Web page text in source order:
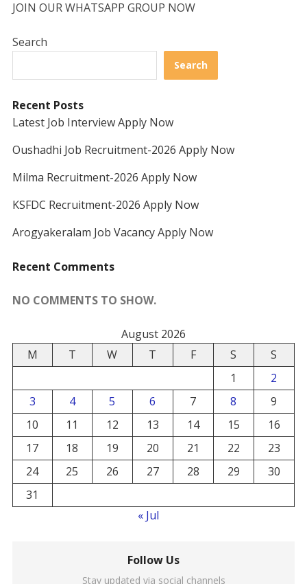
JOIN OUR WHATSAPP GROUP NOW
Search
Search
Recent Posts
Latest Job Interview Apply Now
Oushadhi Job Recruitment-2026 Apply Now
Milma Recruitment-2026 Apply Now
KSFDC Recruitment-2026 Apply Now
Arogyakeralam Job Vacancy Apply Now
Recent Comments
NO COMMENTS TO SHOW.
August 2026
M
T W T F S
S
1
2
3
4 5 6 7 8
9
10
11 12 13 14 15
16
17
18 19 20 21 22
23
24
25 26 27 28 29
30
31
« Jul
Follow Us
Stay updated via social channels